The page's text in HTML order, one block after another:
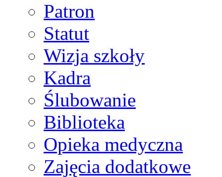
Patron
Statut
Wizja szkoły
Kadra
Ślubowanie
Biblioteka
Opieka medyczna
Zajęcia dodatkowe